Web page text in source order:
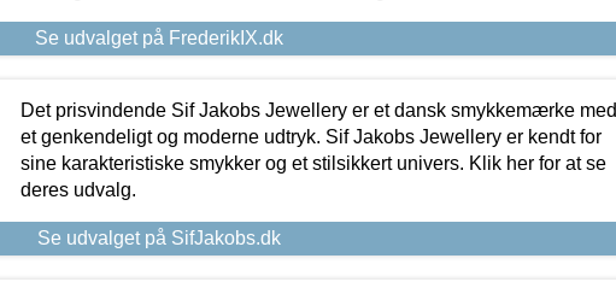
Se udvalget på FrederikIX.dk
Det prisvindende Sif Jakobs Jewellery er et dansk smykkemærke med
et genkendeligt og moderne udtryk. Sif Jakobs Jewellery er kendt for
sine karakteristiske smykker og et stilsikkert univers. Klik her for at se
deres udvalg.
Se udvalget på SifJakobs.dk